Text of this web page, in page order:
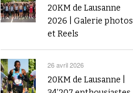
20KM de Lausanne
2026 | Galerie photos
et Reels
26 avril 2026
20KM de Lausanne |